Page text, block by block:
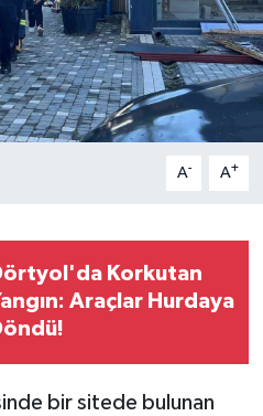
A- A+
Korkutan
Araçlar Hurdaya
bir sitede bulunan